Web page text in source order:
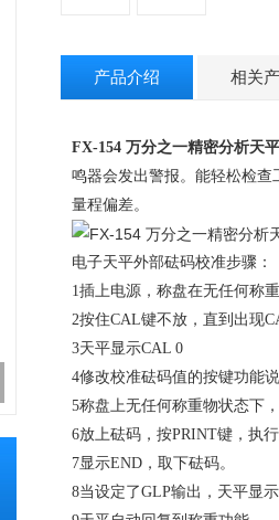
产品介绍 相关
FX-154 万分之一精密分析天平
鸣器会发出警报。能轻松检
量程偏差。
电子天平外部砝码校准步骤：
1插上电源，称盘在无任何称
2按住CAL键不放，直到出现
3天平显示CAL 0
4修改校准砝码值的按键功能说
5称盘上无任何称重物状态下
6放上砝码，按PRINT键，执
7显示END ，取下砝码。
8当设定了GLP输出，天平显示